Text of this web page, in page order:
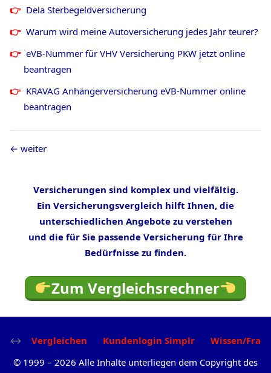
Dela Sterbegeldversicherung
Warum wird meine Autoversicherung jedes Jahr teurer?
eVB-Nummer für VHV Versicherung PKW jetzt online
beantragen
KRAVAG Anhängerversicherung eVB-Nummer online
beantragen
weiter
Versicherungen sind komplex und vielfältig.
Ein Versicherungsvergleich hilft Ihnen, die
unterschiedlichen Angebote zu verstehen
und die für Sie passende Versicherung für Ihre
Bedürfnisse zu finden.
Zum Vergleichsrechner
Vergleichen Kundenlogin Simplr
Wissen/
© 1999 – 2026 Alle Inhalte unterliegen dem Copyright des